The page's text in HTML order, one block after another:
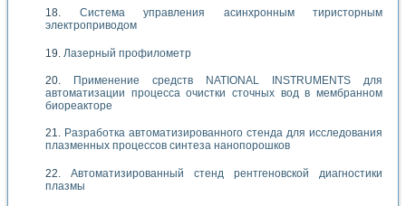
Система управления асинхронным тиристорным
электроприводом
Лазерный профилометр
Применение средств NATIONAL INSTRUMENTS для
автоматизации процесса очистки сточных вод в мембранном
биореакторе
Разработка автоматизированного стенда для исследования
плазменных процессов синтеза нанопорошков
Автоматизированный стенд рентгеновской диагностики
плазмы